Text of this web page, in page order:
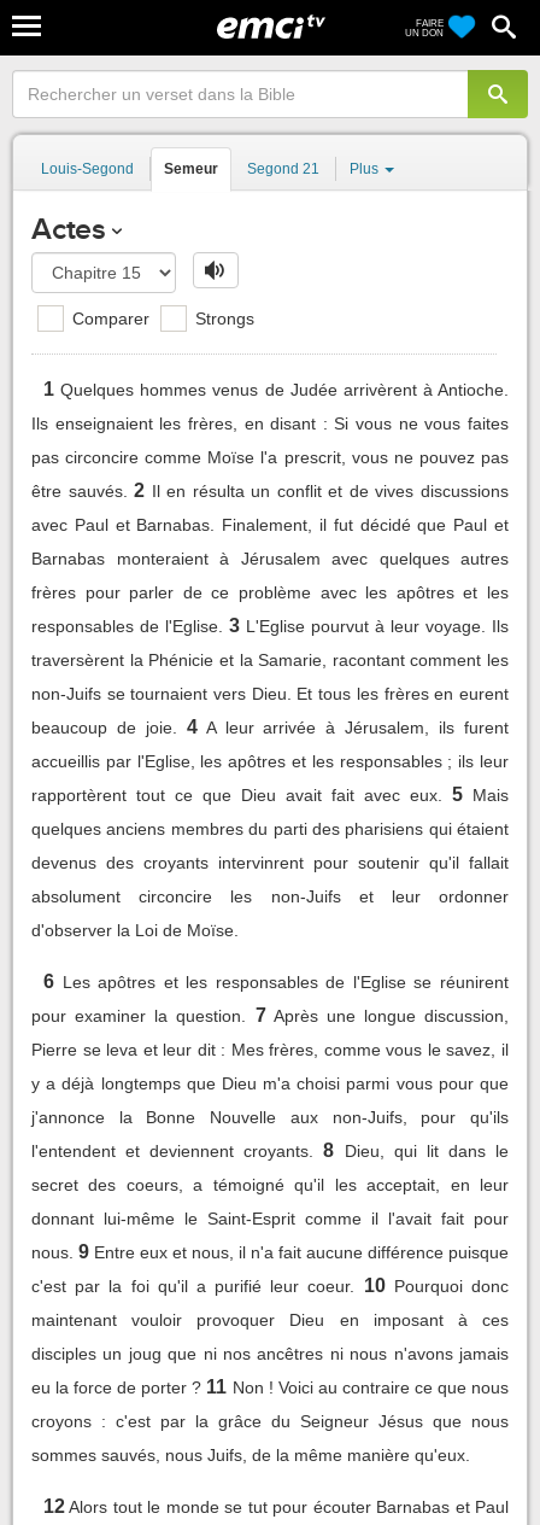
FAIRE
UN DON
Louis-Segond Semeur Segond 21 Plus
Actes
Comparer Strongs
1 Quelques hommes venus de Judée arrivèrent à Antioche.
Ils enseignaient les frères, en disant : Si vous ne vous faites
pas circoncire comme Moïse l'a prescrit, vous ne pouvez pas
être sauvés. 2 Il en résulta un conflit et de vives discussions
avec Paul et Barnabas. Finalement, il fut décidé que Paul et
Barnabas monteraient à Jérusalem avec quelques autres
frères pour parler de ce problème avec les apôtres et les
responsables de l'Eglise. 3 L'Eglise pourvut à leur voyage. Ils
traversèrent la Phénicie et la Samarie, racontant comment les
non-Juifs se tournaient vers Dieu. Et tous les frères en eurent
beaucoup de joie.
4 A leur arrivée à Jérusalem, ils furent
accueillis par l'Eglise, les apôtres et les responsables ; ils leur
rapportèrent tout ce que Dieu avait fait avec eux.
5 Mais
quelques anciens membres du parti des pharisiens qui étaient
devenus des croyants intervinrent pour soutenir qu'il fallait
absolument circoncire les non-Juifs et leur ordonner
d'observer la Loi de Moïse.
6 Les apôtres et les responsables de l'Eglise se réunirent
pour examiner la question.
7 Après une longue discussion,
Pierre se leva et leur dit : Mes frères, comme vous le savez, il
y a déjà longtemps que Dieu m'a choisi parmi vous pour que
j'annonce la Bonne Nouvelle aux non-Juifs, pour qu'ils
l'entendent et deviennent croyants.
8
Dieu, qui lit dans le
secret des coeurs, a témoigné qu'il les acceptait, en leur
donnant lui-même le Saint-Esprit comme il l'avait fait pour
nous. 9 Entre eux et nous, il n'a fait aucune différence puisque
c'est par la foi qu'il a purifié leur coeur.
10 Pourquoi donc
maintenant vouloir provoquer Dieu en imposant à ces
disciples un joug que ni nos ancêtres ni nous n'avons jamais
eu la force de porter ? 11 Non ! Voici au contraire ce que nous
croyons : c'est par la grâce du Seigneur Jésus que nous
sommes sauvés, nous Juifs, de la même manière qu'eux.
12 Alors tout le monde se tut pour écouter Barnabas et Paul